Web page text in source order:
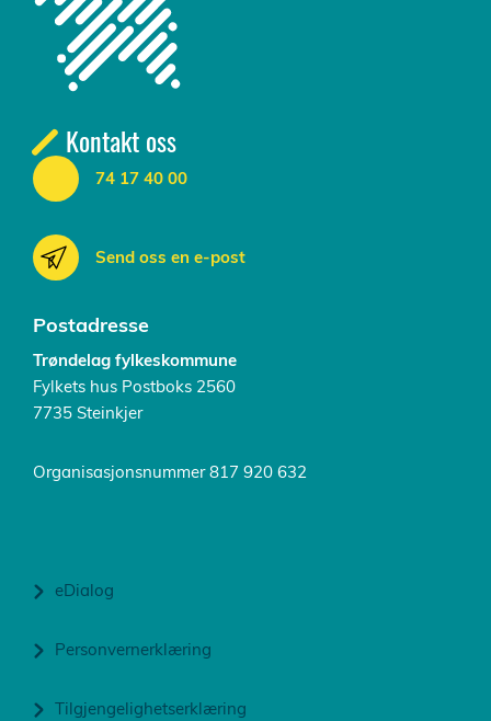
Kontakt oss
74 17 40 00
Send oss en e-post
Postadresse
Trøndelag fylkeskommune
Fylkets hus Postboks 2560
7735 Steinkjer
Organisasjonsnummer 817 920 632
eDialog
Personvernerklæring
Tilgjengelighetserklæring